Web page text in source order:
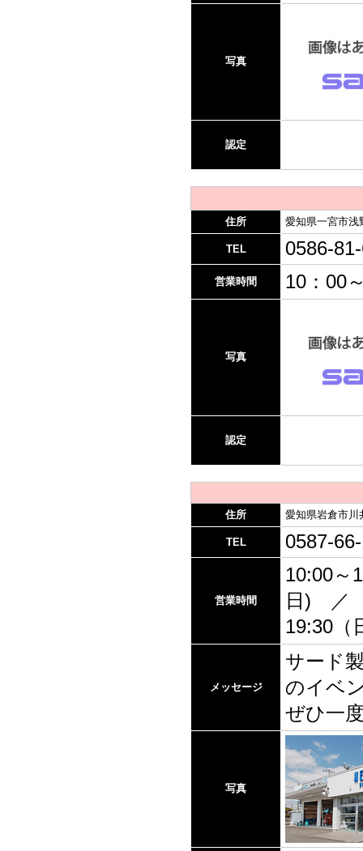
写真
認定
住所 愛知県一宮市浅
TEL 0586-
営業時間 10：00
写真
認定
住所 愛知県岩倉市川
TEL 0587-
営業時間
10:00～
日) ／
19:30（
メッセージ
サード
のイベ
ぜひ一
写真